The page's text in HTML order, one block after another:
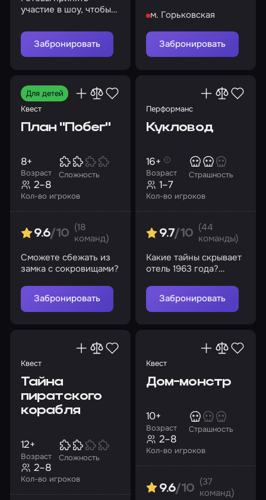
участие в шоу, чтобы
психиатрической
лечебницы
«Коллингвуд»?
Забронировать
шторой раздается
глухой удар
м. Горьковская
Забронировать
Для детей
Квест
План "Побег"
Возраст
8+
Сложность
Кол-во игроков
2–8
9.6/10
(18
команд)
Сможете сбежать из
замка с сокровищами?
Забронировать
Перформанс
Кукловод
Возраст
16+
Страшность
Кол-во игроков
1–7
9.7/10
(44
команды)
Какие тайны скрывает
отель 1963 года?
сбежать или станете
очередными
жертвами?
Забронировать
Квест
Тайна
пиратского
корабля
Возраст
12+
Сложность
Кол-во игроков
2–8
Квест
Дом-монстр
Возраст
10+
Страшность
Кол-во игроков
2–8
9.6/10
(37
команд)